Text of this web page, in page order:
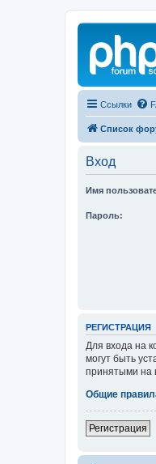
Ссылки
Список
Вход
Имя
Пароль:
РЕГИСТРАЦИЯ
Для входа на
могут быть
принятыми на
Общие
Регистрация